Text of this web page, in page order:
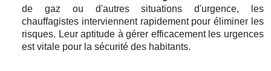
de gaz ou d'autres situations d'urgence, les
chauffagistes interviennent rapidement pour éliminer les
risques. Leur aptitude à gérer efficacement les urgences
est vitale pour la sécurité des habitants.